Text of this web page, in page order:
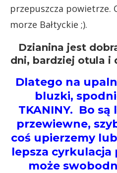
przepuszcza powietrze.
morze Bałtyckie ;).
Dzianina jest
dni, bardziej otula i
Dlatego na
bluzki,
TKANINY. Bo są
przewiewne,
coś upierzemy
lepsza cyrkulacja
może